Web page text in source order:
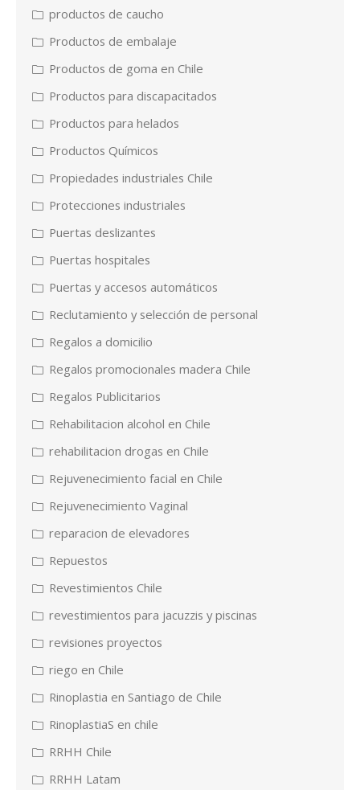
productos de caucho
Productos de embalaje
Productos de goma en Chile
Productos para discapacitados
Productos para helados
Productos Químicos
Propiedades industriales Chile
Protecciones industriales
Puertas deslizantes
Puertas hospitales
Puertas y accesos automáticos
Reclutamiento y selección de personal
Regalos a domicilio
Regalos promocionales madera Chile
Regalos Publicitarios
Rehabilitacion alcohol en Chile
rehabilitacion drogas en Chile
Rejuvenecimiento facial en Chile
Rejuvenecimiento Vaginal
reparacion de elevadores
Repuestos
Revestimientos Chile
revestimientos para jacuzzis y piscinas
revisiones proyectos
riego en Chile
Rinoplastia en Santiago de Chile
RinoplastiaS en chile
RRHH Chile
RRHH Latam